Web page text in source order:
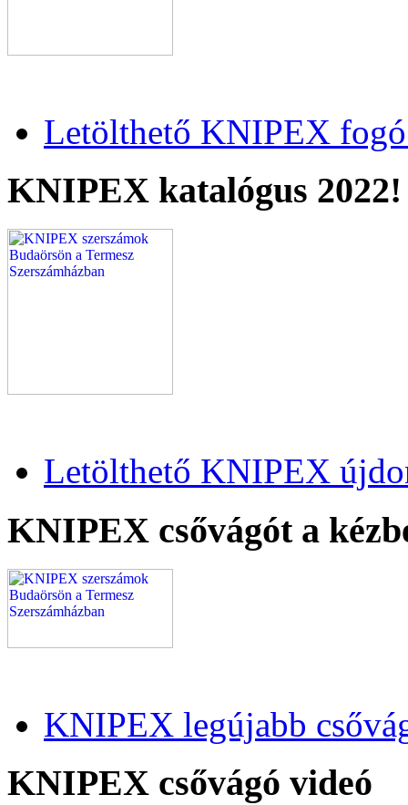
Letölthető KNIPEX fogó
KNIPEX katalógus 2022!
Letölthető KNIPEX
KNIPEX csővágót a
KNIPEX legújabb
KNIPEX csővágó videó